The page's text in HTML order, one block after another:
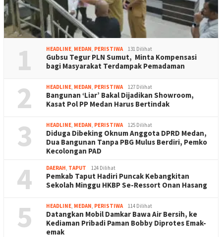
1 HEADLINE, MEDAN, PERISTIWA 131 Dilihat
Gubsu Tegur PLN Sumut, Minta Kompensasi
bagi Masyarakat Terdampak Pemadaman
2 HEADLINE, MEDAN, PERISTIWA 127 Dilihat
Bangunan ‘Liar’ Bakal Dijadikan Showroom,
Kasat Pol PP Medan Harus Bertindak
3 HEADLINE, MEDAN, PERISTIWA 125 Dilihat
Diduga Dibeking Oknum Anggota DPRD Medan,
Dua Bangunan Tanpa PBG Mulus Berdiri, Pemko
Kecolongan PAD
4 DAERAH, TAPUT 124 Dilihat
Pemkab Taput Hadiri Puncak Kebangkitan
Sekolah Minggu HKBP Se-Ressort Onan Hasang
5 HEADLINE, MEDAN, PERISTIWA 114 Dilihat
Datangkan Mobil Damkar Bawa Air Bersih, ke
Kediaman Pribadi Paman Bobby Diprotes Emak-
emak